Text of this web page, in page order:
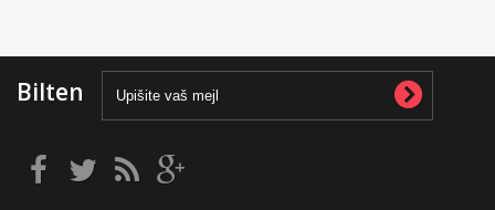
Bilten